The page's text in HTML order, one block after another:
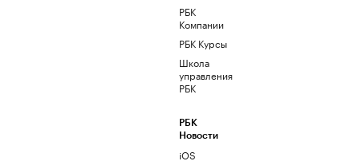
РБК
Компании
РБК Курсы
Школа
управления
РБК
РБК
Новости
iOS